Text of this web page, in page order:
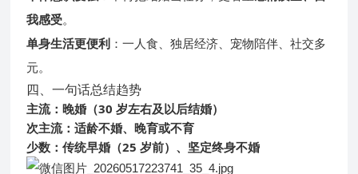
我感受。
单身生活更便利 ：一人食、独居经济、宠物陪伴、社交多
元。
四、一句话总结趋势
主流：晚婚（30 岁左右及以后结婚）
次主流：适龄不婚、晚育或不育
少数：传统早婚（25 岁前）、坚定终身不婚